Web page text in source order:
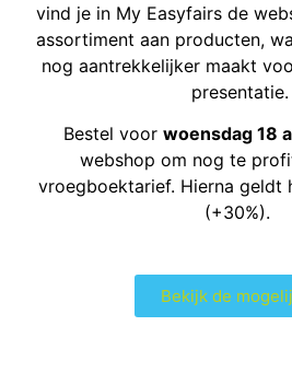
vind je in My Easyfairs de
assortiment aan producten,
nog aantrekkelijker maakt
presentatie.
Bestel voor woensdag 18
webshop om nog te
vroegboektarief. Hierna geldt
(+30%).
Bekijk de